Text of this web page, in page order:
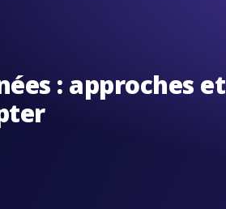
: approches et